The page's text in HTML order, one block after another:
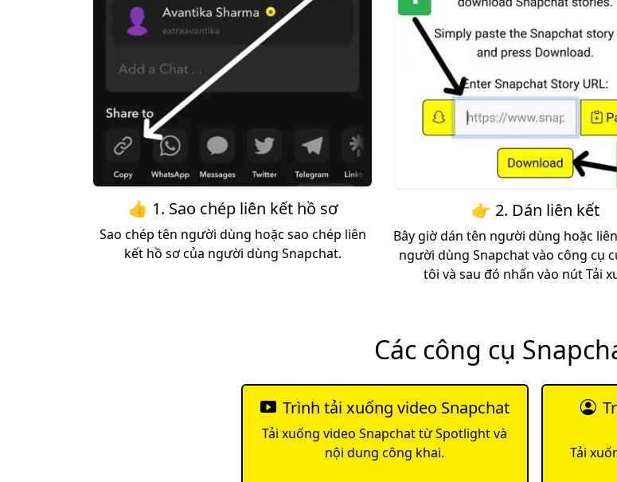
👍 1. Sao chép liên kết hồ sơ
Sao chép tên người dùng hoặc sao chép liên
kết hồ sơ của người dùng Snapchat.
👉 2. Dán liên kết
Bây giờ dán tên người dùng hoặc
người dùng Snapchat vào công cụ
tôi và sau đó nhấn vào nút Tải
Các công cụ
Trình tải xuống video Snapchat
Tải xuống video Snapchat từ Spotlight và
nội dung công khai.
Tải